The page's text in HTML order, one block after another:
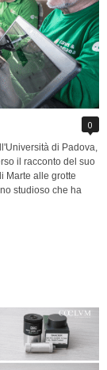
0
di Padova,
il racconto del suo
Marte alle grotte
studioso che ha